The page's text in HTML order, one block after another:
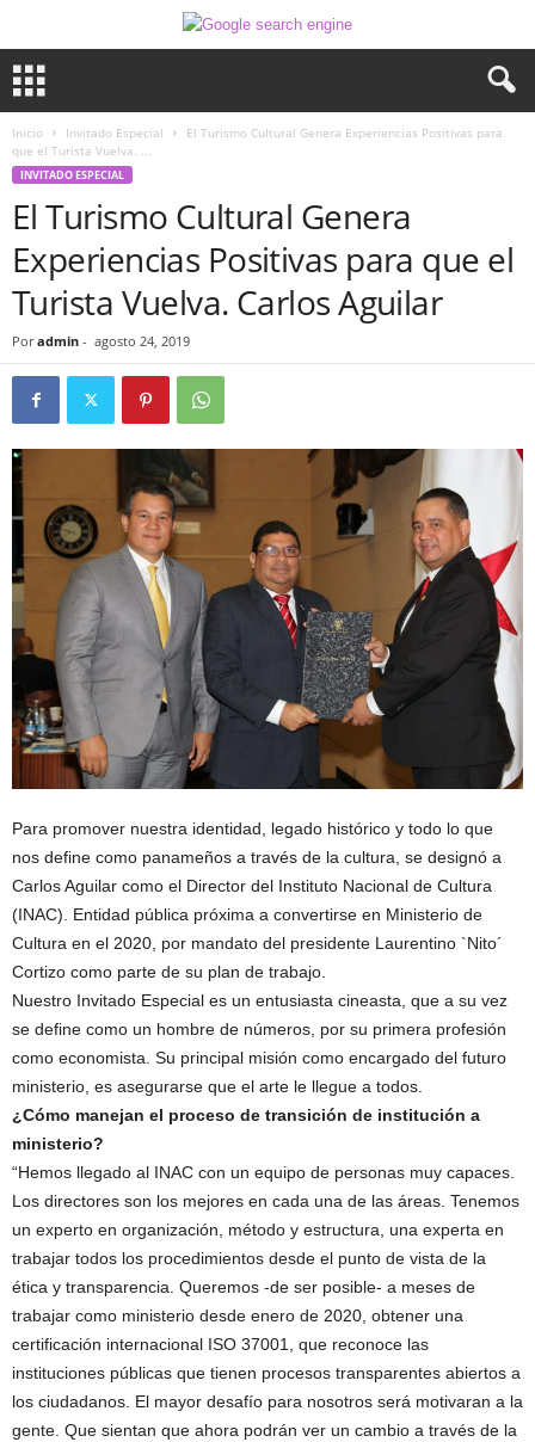
Inicio Invitado Especial
El Turismo Cultural Genera Experiencias Positivas para
que el Turista Vuelva. ...
INVITADO ESPECIAL
El Turismo Cultural Genera
Experiencias Positivas para que el
Turista Vuelva. Carlos Aguilar
Por admin - agosto 24, 2019
Para promover nuestra identidad, legado histórico y todo lo que
nos define como panameños a través de la cultura, se designó a
Carlos Aguilar como el Director del Instituto Nacional de Cultura
(INAC). Entidad pública próxima a convertirse en Ministerio de
Cultura en el 2020, por mandato del presidente Laurentino `Nito´
Cortizo como parte de su plan de trabajo.
Nuestro Invitado Especial es un entusiasta cineasta, que a su vez
se define como un hombre de números, por su primera profesión
como economista. Su principal misión como encargado del futuro
ministerio, es asegurarse que el arte le llegue a todos.
¿Cómo manejan el proceso de transición de institución a
ministerio?
“Hemos llegado al INAC con un equipo de personas muy capaces.
Los directores son los mejores en cada una de las áreas. Tenemos
un experto en organización, método y estructura, una experta en
trabajar todos los procedimientos desde el punto de vista de la
ética y transparencia. Queremos -de ser posible- a meses de
trabajar como ministerio desde enero de 2020, obtener una
certificación internacional ISO 37001, que reconoce las
instituciones públicas que tienen procesos transparentes abiertos a
los ciudadanos. El mayor desafío para nosotros será motivaran a la
gente. Que sientan que ahora podrán ver un cambio a través de la